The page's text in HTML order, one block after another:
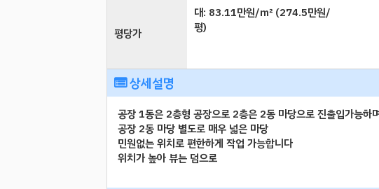
평당가
대: 83.11만원/㎡ (274.5만원/
평)
상세설명
공장 1동은 2층형 공장으로 2층은 2동 마당으로 진출입가능하
공장 2동 마당 별도로 매우 넓은 마당
민원없는 위치로 편한하게 작업 가능합니다
위치가 높아 뷰는 덤으로